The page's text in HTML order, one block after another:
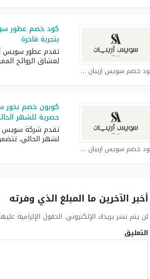
كود خصم سويس اربيان كوبون
كود خصم عطور
بتجربة فاخرة
تقدم عطور سويس
لعشاق الروائح
كود خصم سويس اربيان كوبون
كوبون خصم بخور
حصرية للشهر
تقدم شركة سويس
لشهر الحالي،
أخبر الآخرين ما المبلغ الذي وفرته
لن يتم نشر بريدك الإلكتروني. الحقول الإلزامية
التعليق